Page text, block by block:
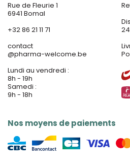
Rue de Fleurie 1
6941 Bomal
+32 86 21 11 71
contact
@pharma-welcome.be
Lundi au vendredi :
8h - 19h
Samedi :
9h - 18h
Nos moyens de paiements